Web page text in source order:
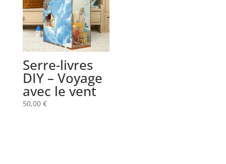
Serre-livres
DIY – Voyage
avec le vent
50,00 €